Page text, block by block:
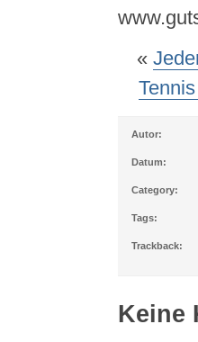
«
Autor:
Datum:
Category:
Tags:
Trackback:
Keine